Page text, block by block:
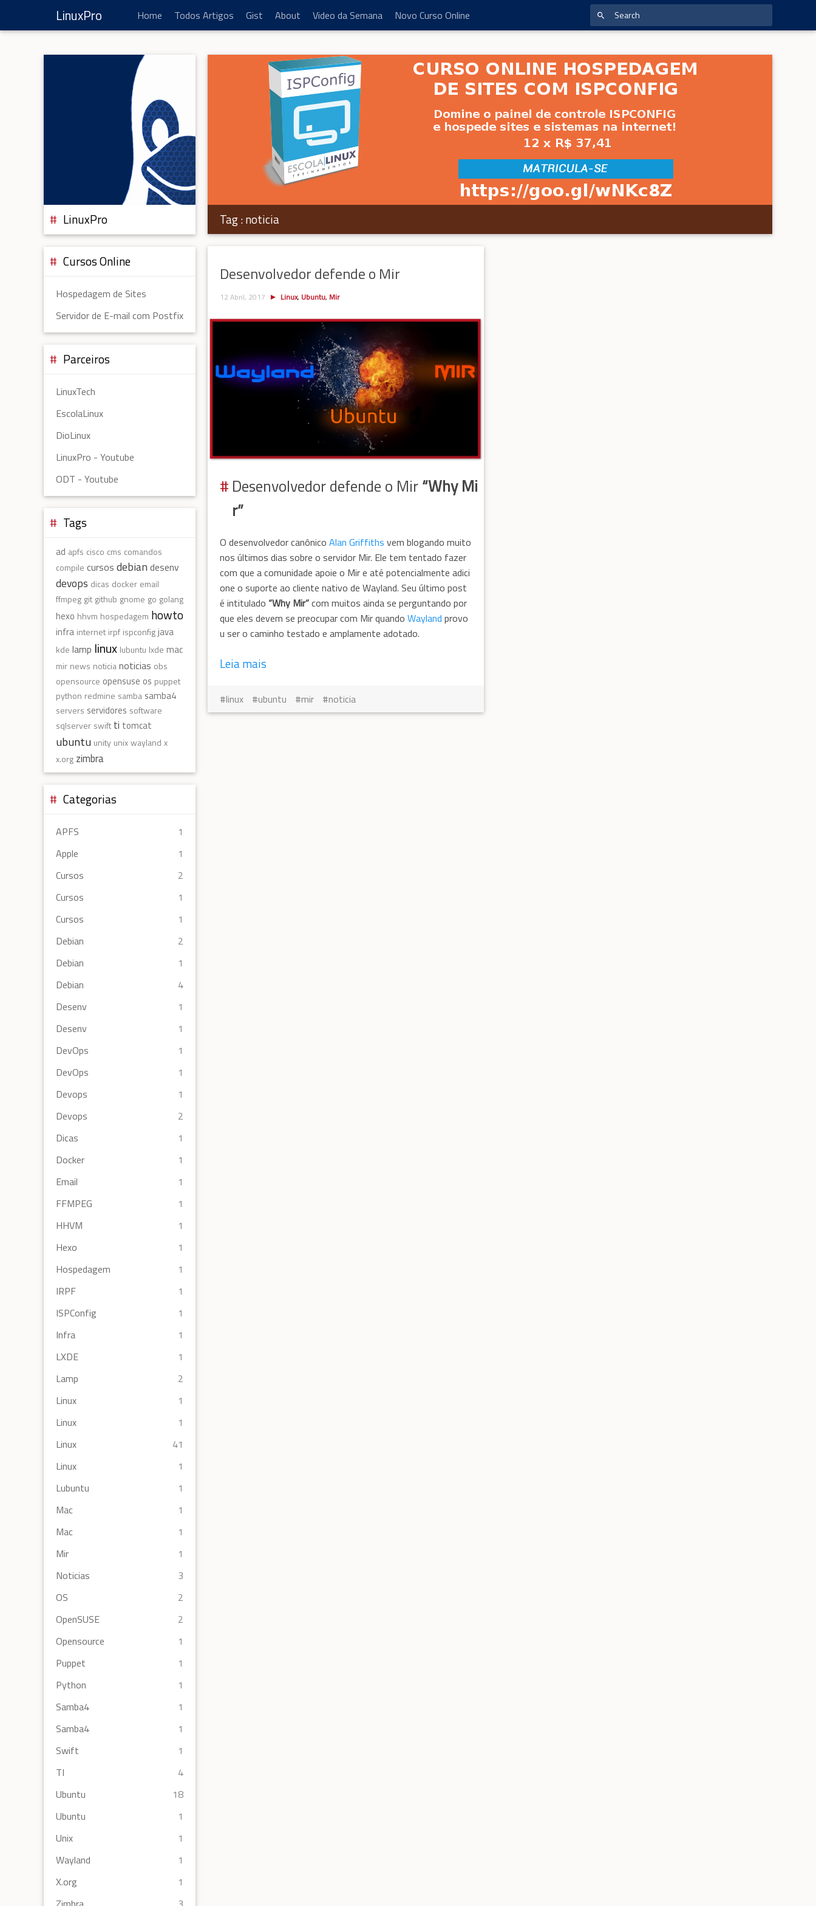
LinuxPro Home Todos Artigos Gist About Video da Semana Novo Curso Online
LinuxPro
Cursos Online
Hospedagem de Sites
Servidor de E-mail com Postfix
Parceiros
LinuxTech
EscolaLinux
DioLinux
LinuxPro - Youtube
ODT - Youtube
Tags
ad apfs cisco cms comandos
compile cursos debian desenv
devops dicas docker email
ffmpeg git github gnome go golang
hexo hhvm hospedagem howto
infra internet irpf ispconfigjava
kde lamp linux lubuntu lxde mac
mir news noticianoticias obs
opensource opensuse os puppet
python redmine samba samba4
servers servidores software
sqlserver swift ti tomcat
ubuntu unity unixwayland x
x.org zimbra
Categorias
APFS
1
Apple
1
Cursos
2
Cursos
1
Cursos
1
Debian
2
Debian
1
Debian
4
Desenv
1
Desenv
1
DevOps
1
DevOps
1
Devops
1
Devops
2
Dicas
1
Docker
1
Email
1
FFMPEG
1
HHVM
1
Hexo
1
Hospedagem
1
IRPF
1
ISPConfig
1
Infra
1
LXDE
1
Lamp
2
Linux
1
Linux
1
Linux
41
Linux
1
Lubuntu
1
Mac
1
Mac
1
Mir
1
Noticias
3
OS
2
OpenSUSE
2
Opensource
1
Puppet
1
Python
1
Samba4
1
Samba4
1
Swift
1
TI
4
Ubuntu
18
Ubuntu
1
Unix
1
Wayland
1
X.org
1
Tag :noticia
Desenvolvedor defende o Mir
12 Abril, 2017 Linux, Ubuntu, Mir
Desenvolvedor defende o Mir“Why Mi
r”
O desenvolvedor canônico Alan Griffiths vem blogando muito
nos últimos dias sobre o servidor Mir. Ele tem tentado fazer
com que a comunidade apoie o Mir e até potencialmente adici
one o suporte ao cliente nativo de Wayland. Seu último post
é intitulado “Why Mir”com muitos ainda se perguntando por
que eles devem se preocupar com Mir quando Wayland provo
u ser o caminho testado e amplamente adotado.
Leia mais
linux ubuntu mir noticia